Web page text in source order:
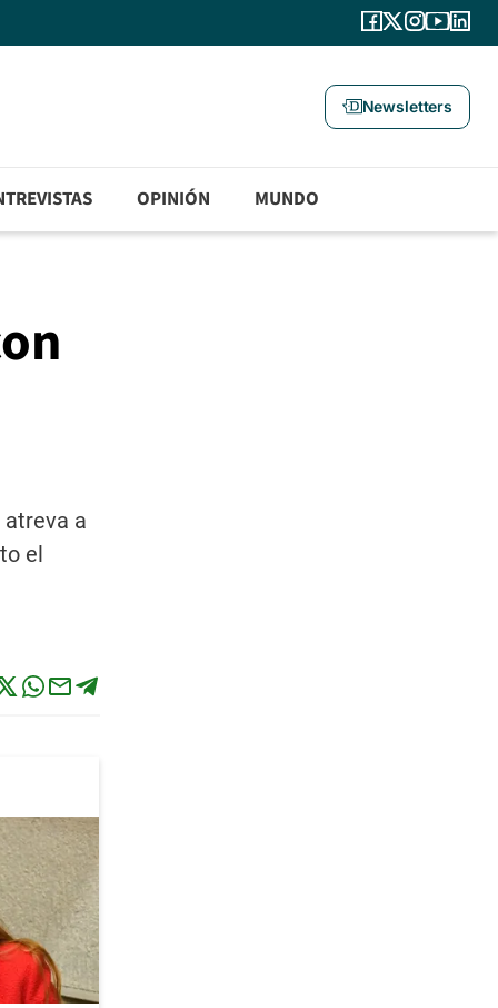
Newsletters
OPINIÓN MUNDO
a
el